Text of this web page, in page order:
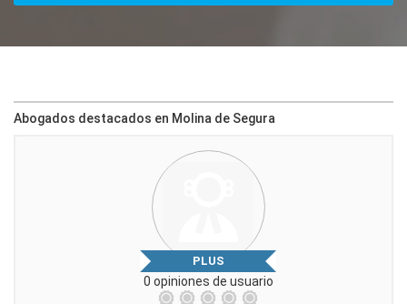
Abogados destacados en Molina de Segura
PLUS
0 opiniones de usuario